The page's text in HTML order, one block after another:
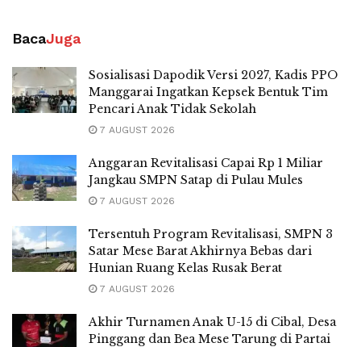
BacaJuga
Sosialisasi Dapodik Versi 2027, Kadis PPO
Manggarai Ingatkan Kepsek Bentuk Tim
Pencari Anak Tidak Sekolah
7 AUGUST 2026
Anggaran Revitalisasi Capai Rp 1 Miliar
Jangkau SMPN Satap di Pulau Mules
7 AUGUST 2026
Tersentuh Program Revitalisasi, SMPN 3
Satar Mese Barat Akhirnya Bebas dari
Hunian Ruang Kelas Rusak Berat
7 AUGUST 2026
Akhir Turnamen Anak U-15 di Cibal, Desa
Pinggang dan Bea Mese Tarung di Partai